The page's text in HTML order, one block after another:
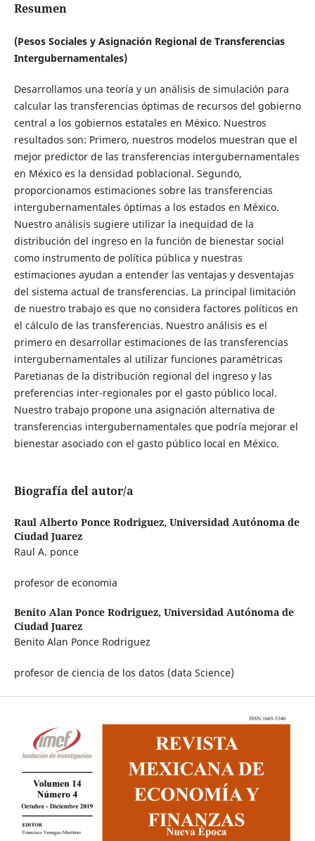
Resumen
(Pesos Sociales y Asignación Regional de Transferencias
Intergubernamentales)
Desarrollamos una teoría y un análisis de simulación para
calcular las transferencias óptimas de recursos del gobierno
central a los gobiernos estatales en México. Nuestros
resultados son: Primero, nuestros modelos muestran que el
mejor predictor de las transferencias intergubernamentales
en México es la densidad poblacional. Segundo,
proporcionamos estimaciones sobre las transferencias
intergubernamentales óptimas a los estados en México.
Nuestro análisis sugiere utilizar la inequidad de la
distribución del ingreso en la función de bienestar social
como instrumento de política pública y nuestras
estimaciones ayudan a entender las ventajas y desventajas
del sistema actual de transferencias. La principal limitación
de nuestro trabajo es que no considera factores políticos en
el cálculo de las transferencias. Nuestro análisis es el
primero en desarrollar estimaciones de las transferencias
intergubernamentales al utilizar funciones paramétricas
Paretianas de la distribución regional del ingreso y las
preferencias inter-regionales por el gasto público local.
Nuestro trabajo propone una asignación alternativa de
transferencias intergubernamentales que podría mejorar el
bienestar asociado con el gasto público local en México.
Biografía del autor/a
Raul Alberto Ponce Rodriguez, Universidad Autónoma de
Ciudad Juarez
Raul A. ponce
profesor de economia
Benito Alan Ponce Rodriguez, Universidad Autónoma de
Ciudad Juarez
Benito Alan Ponce Rodriguez
profesor de ciencia de los datos (data Science)